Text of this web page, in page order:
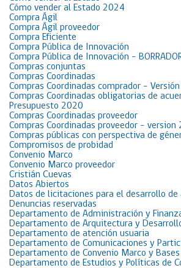
Cómo vender al Estado 2024
Compra Ágil
Compra Ágil proveedor
Compra Eficiente
Compra Pública de Innovación
Compra Pública de Innovación –
Compras conjuntas
Compras Coordinadas
Compras Coordinadas comprador –
Compras Coordinadas obligatorias de
Presupuesto 2020
Compras Coordinadas proveedor
Compras Coordinadas proveedor – version
Compras públicas con perspectiva de
Compromisos de probidad
Convenio Marco
Convenio Marco proveedor
Cristián Cuevas
Datos Abiertos
Datos de licitaciones para el desarrollo de
Denuncias reservadas
Departamento de Administración y
Departamento de Arquitectura y
Departamento de atención usuaria
Departamento de Comunicaciones y
Departamento de Convenio Marco y Bases
Departamento de Estudios y Políticas de